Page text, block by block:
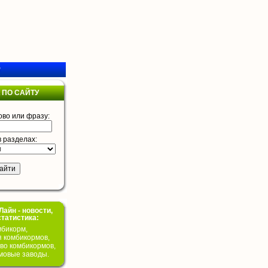
САЙТУ
или фразу:
разделах:
- новости,
комбикормов,
комбикормов,
заводы.